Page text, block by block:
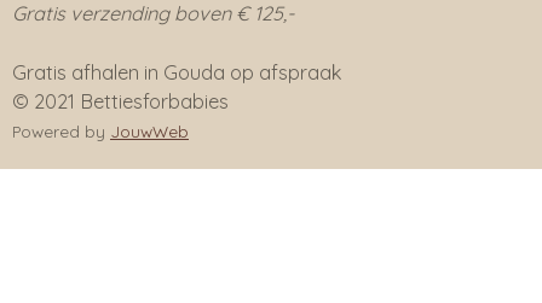
Gratis verzending boven € 125,-
Gratis afhalen in Gouda op afspraak
© 2021 Bettiesforbabies
Powered by JouwWeb